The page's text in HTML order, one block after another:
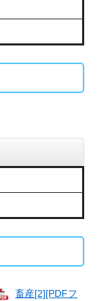
畜産[2][PDFフ